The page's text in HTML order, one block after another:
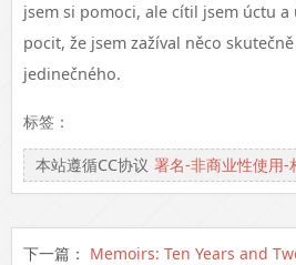
jsem si pomoci, ale cítil jsem úctu a
pocit, že jsem zažíval něco
jedinečného.
标签：
本站遵循CC协议 署名-非商业性使用-
下一篇： Memoirs: Ten Years and